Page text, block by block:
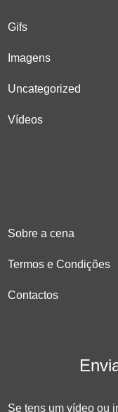
Gifs
Imagens
Uncategorized
Vídeos
Sobre a cena
Termos e Condições
Contactos
Se tens um vídeo ou